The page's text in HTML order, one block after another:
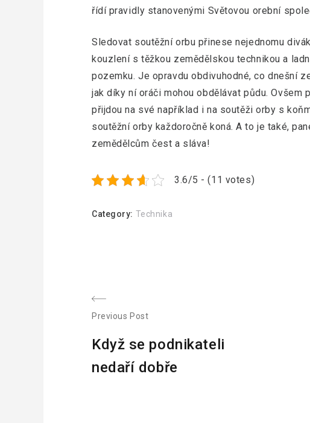
řídí pravidly stanovenými Světovou orební
Sledovat soutěžní orbu přinese nejednomu
kouzlení s těžkou zemědělskou technikou a
pozemku. Je opravdu obdivuhodné, co dnešní
jak díky ní oráči mohou obdělávat půdu.
přijdou na své například i na soutěži orby s
soutěžní orby každoročně koná. A to je také,
zemědělcům čest a sláva!
3.6/5 - (11 votes)
Category: Technika
N
a
v
Previous Post
r
e
Když se podnikateli
nedaří dobře